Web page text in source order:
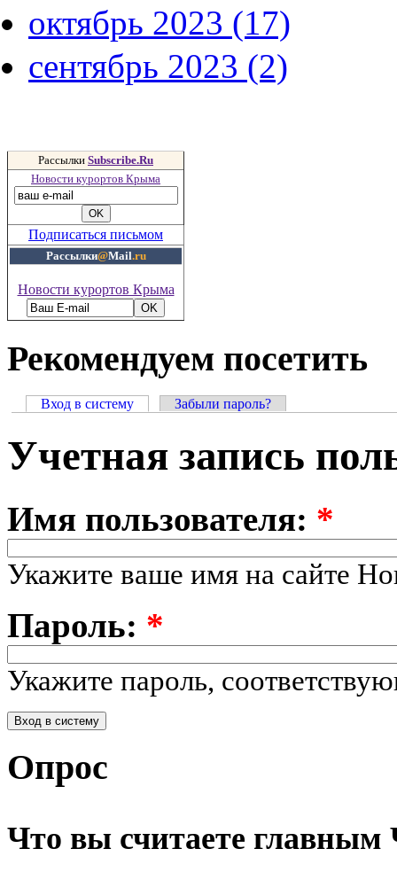
октябрь 2023 (17)
сентябрь 2023 (2)
Рассылки Subscribe.Ru
Новости курортов Крыма
Подписаться письмом
Рассылки@Mail.ru
Новости курортов Крыма
Рекомендуем посетить
Вход в систему Забыли пароль?
Учетная запись
Имя пользователя: *
Укажите ваше имя на сайте
Пароль: *
Укажите пароль,
Опрос
Что вы считаете